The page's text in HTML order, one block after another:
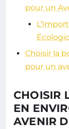
pour un
Choisir la
pour un
CHOISIR
EN
AVENIR